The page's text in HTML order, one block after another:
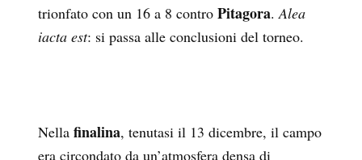
trionfato con un 16 a 8 contro Pitagora.Alea
iacta est: si passa alle conclusioni del torneo.
Nella finalina, tenutasi il 13 dicembre, il campo
era circondato da un’atmosfera densa di